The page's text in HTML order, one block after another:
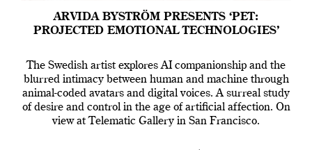
ARVIDA BYSTRÖM PRESENTS ‘PET:
PROJECTED EMOTIONAL TECHNOLOGIES’
The Swedish artist explores AI companionship and the
blurred intimacy between human and machine through
animal-coded avatars and digital voices. A surreal study
of desire and control in the age of artificial affection. On
view at Telematic Gallery in San Francisco.